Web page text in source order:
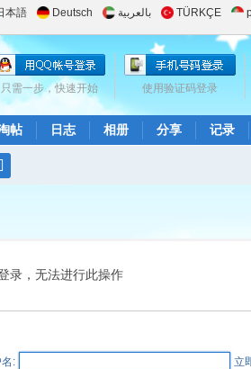
本語 Deutsch بالعربية TÜRKÇE
使用验证码登录
只需一步，快速开始
帖 日志 相册 分享 记录
录，无法进行此操作
立